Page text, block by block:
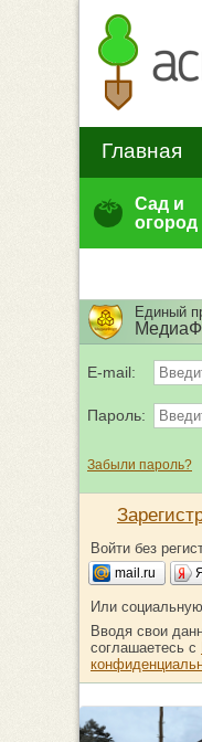
Главная
Сад и
огород
Единый
E-mail:
Пароль:
Забыли пароль?
Войти без
mail.ru
Или
Вводя свои
соглашаетесь с